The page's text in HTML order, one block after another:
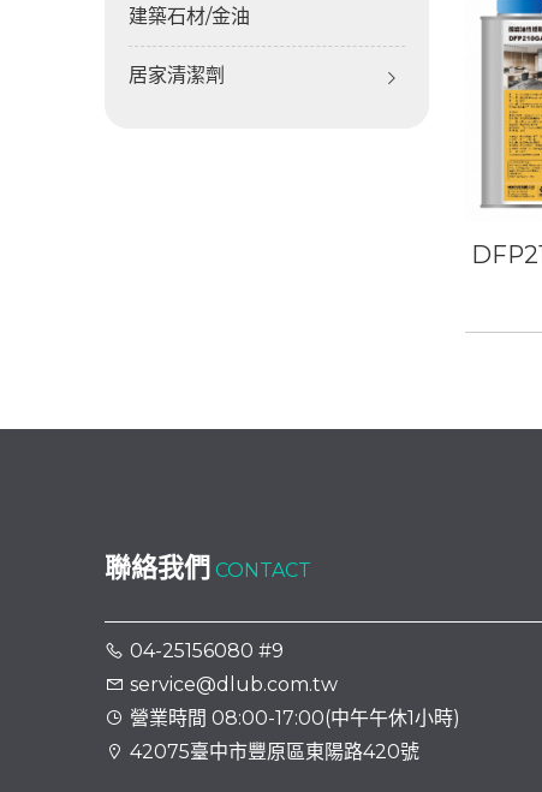
建築石材/金油
居家清潔劑
聯絡我們 CONTACT
04-25156080 #9
service@dlub.com.tw
營業時間 08:00-17:00(中午午休1小時)
42075臺中市豐原區東陽路420號